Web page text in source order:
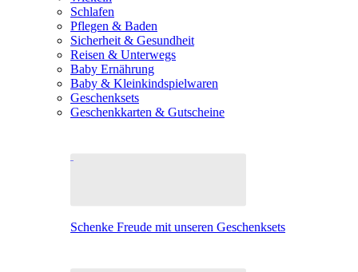
Schlafen
Pflegen & Baden
Sicherheit & Gesundheit
Reisen & Unterwegs
Baby Ernährung
Baby & Kleinkindspielwaren
Geschenksets
Geschenkkarten & Gutscheine
Schenke Freude mit unseren Geschenksets